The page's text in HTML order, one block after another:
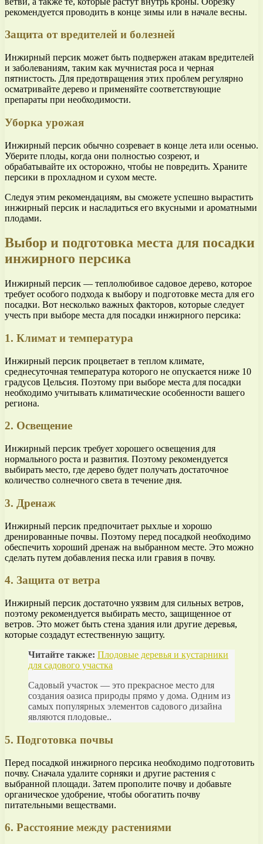
рекомендуется проводить в конце зимы или в начале весны.
Защита от вредителей и болезней
Инжирный персик может быть подвержен атакам вредителей
и заболеваниям, таким как мучнистая роса и черная
пятнистость. Для предотвращения этих проблем регулярно
осматривайте дерево и применяйте соответствующие
препараты при необходимости.
Уборка урожая
Инжирный персик обычно созревает в конце лета или осенью.
Уберите плоды, когда они полностью созреют, и
обрабатывайте их осторожно, чтобы не повредить. Храните
персики в прохладном и сухом месте.
Следуя этим рекомендациям, вы сможете успешно вырастить
инжирный персик и насладиться его вкусными и ароматными
плодами.
Выбор и подготовка места для посадки
инжирного персика
Инжирный персик — теплолюбивое садовое дерево, которое
требует особого подхода к выбору и подготовке места для его
посадки. Вот несколько важных факторов, которые следует
учесть при выборе места для посадки инжирного персика:
1. Климат и температура
Инжирный персик процветает в теплом климате,
среднесуточная температура которого не опускается ниже 10
градусов Цельсия. Поэтому при выборе места для посадки
необходимо учитывать климатические особенности вашего
региона.
2. Освещение
Инжирный персик требует хорошего освещения для
нормального роста и развития. Поэтому рекомендуется
выбирать место, где дерево будет получать достаточное
количество солнечного света в течение дня.
3. Дренаж
Инжирный персик предпочитает рыхлые и хорошо
дренированные почвы. Поэтому перед посадкой необходимо
обеспечить хороший дренаж на выбранном месте. Это можно
сделать путем добавления песка или гравия в почву.
4. Защита от ветра
Инжирный персик достаточно уязвим для сильных ветров,
поэтому рекомендуется выбирать место, защищенное от
ветров. Это может быть стена здания или другие деревья,
которые создадут естественную защиту.
Читайте также: Плодовые деревья и кустарники
для садового участка
Садовый участок — это прекрасное место для
создания оазиса природы прямо у дома. Одним из
самых популярных элементов садового дизайна
являются плодовые..
5. Подготовка почвы
Перед посадкой инжирного персика необходимо подготовить
почву. Сначала удалите сорняки и другие растения с
выбранной площади. Затем прополите почву и добавьте
органическое удобрение, чтобы обогатить почву
питательными веществами.
6. Расстояние между растениями